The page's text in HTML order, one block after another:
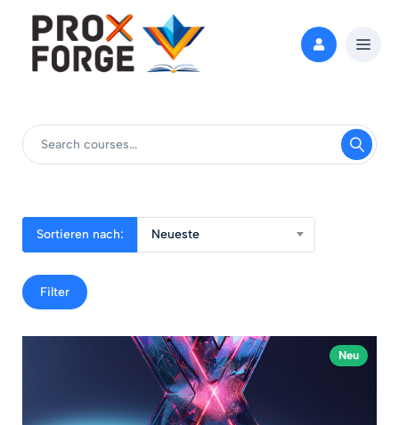
Sortieren nach: Neueste
Filter
Neu